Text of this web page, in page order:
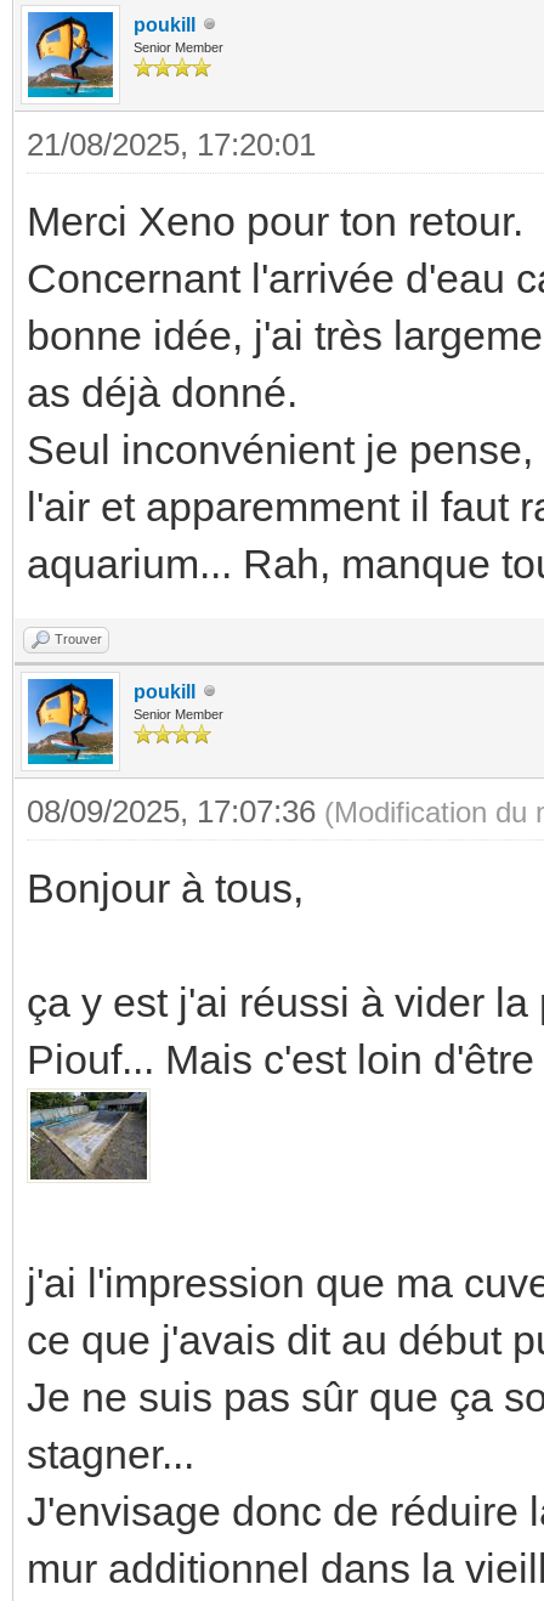
poukill
Senior Member
21/08/2025, 17:20:01
Merci Xeno pour ton retour.
Concernant l'arrivée d'eau
bonne idée, j'ai très
as déjà donné.
Seul inconvénient je
l'air et apparemment il faut
aquarium... Rah, manque
Trouver
poukill
Senior Member
08/09/2025, 17:07:36 (Modification du
Bonjour à tous,
ça y est j'ai réussi à vider
Piouf... Mais c'est loin
j'ai l'impression que ma
ce que j'avais dit au début
Je ne suis pas sûr que ça
stagner...
J'envisage donc de réduire
mur additionnel dans la